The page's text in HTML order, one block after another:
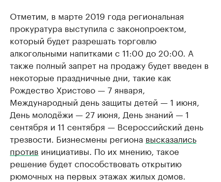
Отметим, в марте 2019 года региональная
прокуратура выступила с законопроектом,
который будет разрешать торговлю
алкогольными напитками с 11:00 до 20:00. А
также полный запрет на продажу будет введен в
некоторые праздничные дни, такие как
Рождество Христово — 7 января,
Международный день защиты детей — 1 июня,
День молодёжи — 27 июня, День знаний — 1
сентября и 11 сентября — Всероссийский день
трезвости. Бизнесмены региона высказались
против инициативы. По их мнению, такое
решение будет способствовать открытию
рюмочных на первых этажах жилых домов.